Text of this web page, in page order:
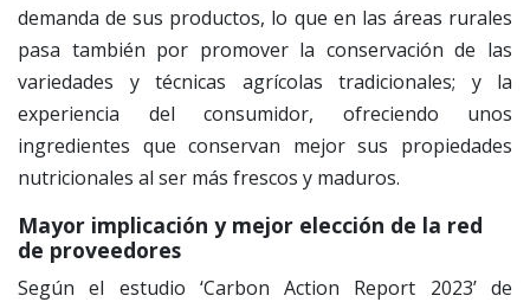
demanda de sus productos, lo que en las áreas rurales
pasa también por promover la conservación de las
variedades y técnicas agrícolas tradicionales; y la
experiencia del consumidor, ofreciendo unos
ingredientes que conservan mejor sus propiedades
nutricionales al ser más frescos y maduros.
Mayor implicación y mejor elección de la red
de proveedores
Según el estudio ‘Carbon Action Report 2023’ de